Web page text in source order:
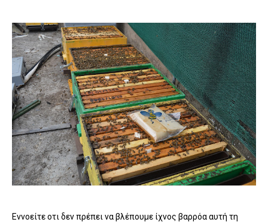
Εννοείτε οτι δεν πρέπει να βλέπουμε ίχνος βαρρόα αυτή τη